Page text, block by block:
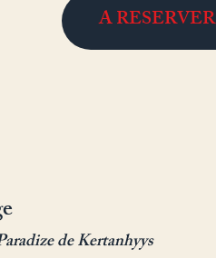
A RESERVER
de Kertanhyys